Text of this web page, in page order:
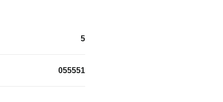
5
055551